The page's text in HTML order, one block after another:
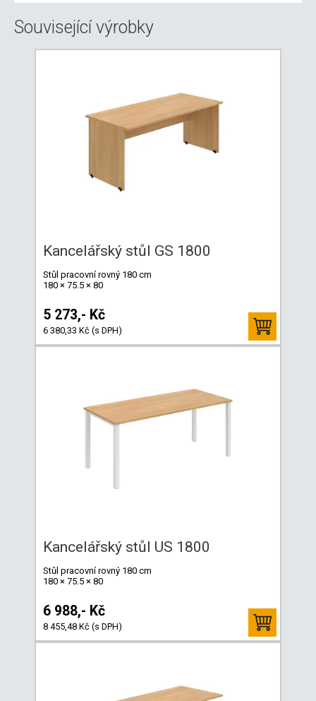
Související výrobky
Kancelářský stůl GS 1800
Stůl pracovní rovný 180 cm
180 × 75.5 × 80
5 273,- Kč
6 380,33 Kč (s DPH)
Kancelářský stůl US 1800
Stůl pracovní rovný 180 cm
180 × 75.5 × 80
6 988,- Kč
8 455,48 Kč (s DPH)